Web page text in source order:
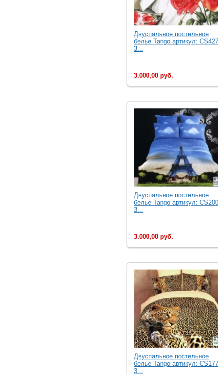
Двуcпальное постельное
белье Tango артикул:
3...
3.000,00 руб.
Двуcпальное постельное
белье Tango артикул:
3...
3.000,00 руб.
Двуcпальное постельное
белье Tango артикул:
3...